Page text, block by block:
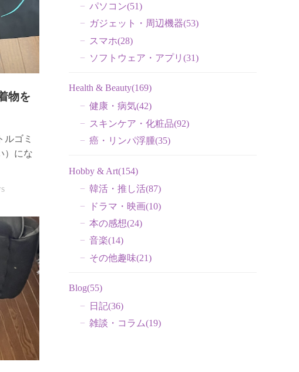
物を
ルゴミ
）にな
パソコン(51)
ガジェット・周辺機器(53)
スマホ(28)
ソフトウェア・アプリ (31)
Health & Beauty(169)
健康・病気(42)
スキンケア・化粧品(92)
癌・リンパ浮腫(35)
Hobby & Art(154)
韓活・推し活(87)
ドラマ・映画(10)
本の感想(24)
音楽(14)
その他趣味(21)
Blog(55)
日記(36)
雑談・コラム(19)